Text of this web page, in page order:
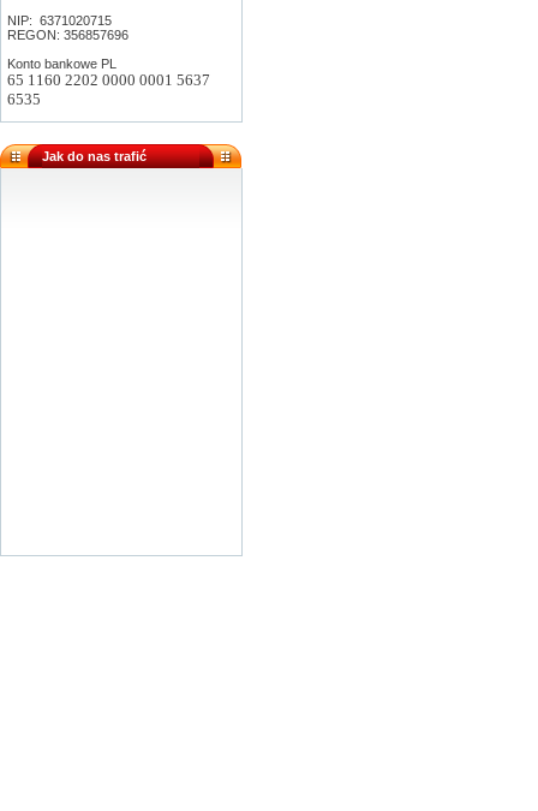
NIP: 6371020715
REGON: 356857696
Konto bankowe PL
65 1160 2202 0000 0001 5637
6535
Jak do nas trafić